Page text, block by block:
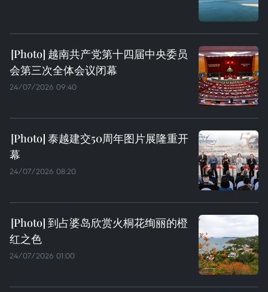
越南共产党第十四届中央委员
会第三次全体会议闭幕
24/07/2026 09:40
泰越建交50周年图片展隆重开
幕
24/07/2026 08:20
到占婆岛欣赏火桐花绚丽的橙
红之色
24/07/2026 01:00